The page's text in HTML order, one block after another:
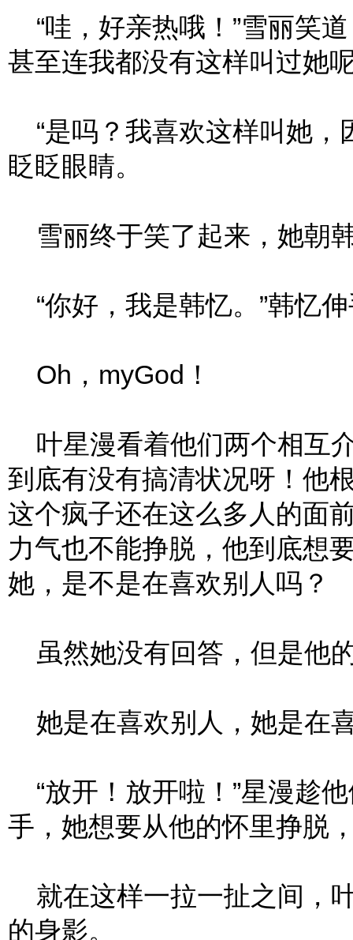
“哇，好亲热哦！”雪丽笑道
甚至连我都没有这样叫过她
“是吗？我喜欢这样叫她，
眨眨眼睛。
雪丽终于笑了起来，她朝
“你好，我是韩忆。”韩忆
Oh，myGod！
叶星漫看着他们两个相互
到底有没有搞清状况呀！他
这个疯子还在这么多人的面
力气也不能挣脱，他到底想
她，是不是在喜欢别人吗？
虽然她没有回答，但是他
她是在喜欢别人，她是在
“放开！放开啦！”星漫趁
手，她想要从他的怀里挣脱
就在这样一拉一扯之间，
的身影。